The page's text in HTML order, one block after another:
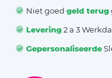
Niet goedgeld terug
Levering2 a 3
Gepersonaliseerde